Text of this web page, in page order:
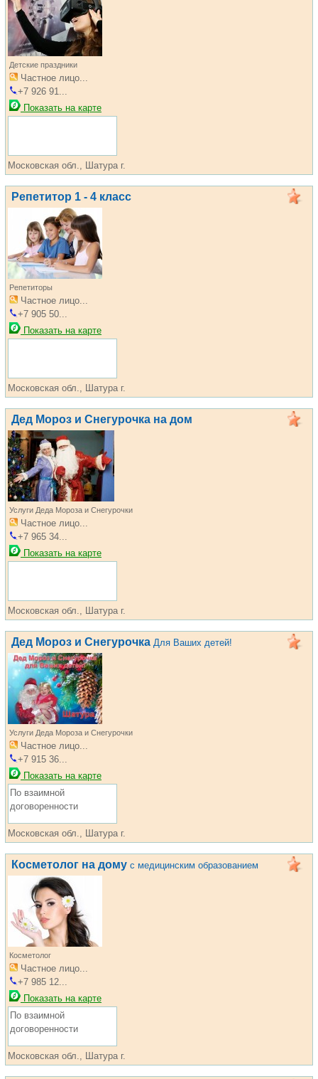
Детские праздники
Частное лицо...
+7 926 91...
Показать на карте
Московская обл., Шатура г.
Репетитор 1 - 4 класс
Репетиторы
Частное лицо...
+7 905 50...
Показать на карте
Московская обл., Шатура г.
Дед Мороз и Снегурочка на дом
Услуги Деда Мороза и Снегурочки
Частное лицо...
+7 965 34...
Показать на карте
Московская обл., Шатура г.
Дед Мороз и Снегурочка Для Ваших детей!
Услуги Деда Мороза и Снегурочки
Частное лицо...
+7 915 36...
Показать на карте
По взаимной
договоренности
Московская обл., Шатура г.
Косметолог на дому с медицинским образованием
Косметолог
Частное лицо...
+7 985 12...
Показать на карте
По взаимной
договоренности
Московская обл., Шатура г.